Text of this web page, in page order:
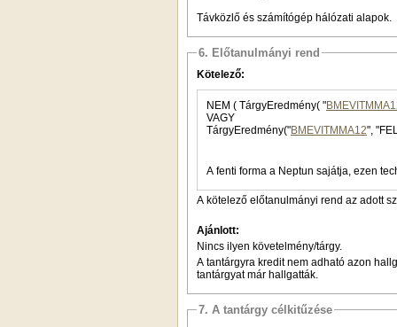
Távközlő és számítógép hálózati alapok.
6. Előtanulmányi rend
Kötelező:
NEM ( TárgyEredmény( "
VAGY
TárgyEredmény("BMEVITMMA12",
A fenti forma a Neptun sajátja, ezen
A kötelező előtanulmányi rend az adott
Ajánlott:
Nincs ilyen követelmény/tárgy.
A tantárgyra kredit nem adható azon
tantárgyat már hallgatták.
7. A tantárgy célkitűzése